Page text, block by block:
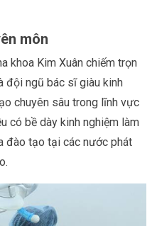
môn
khoa Kim Xuân chiếm trọn
đội ngũ bác sĩ giàu kinh
chuyên sâu trong lĩnh vực
có bề dày kinh nghiệm làm
đào tạo tại các nước phát